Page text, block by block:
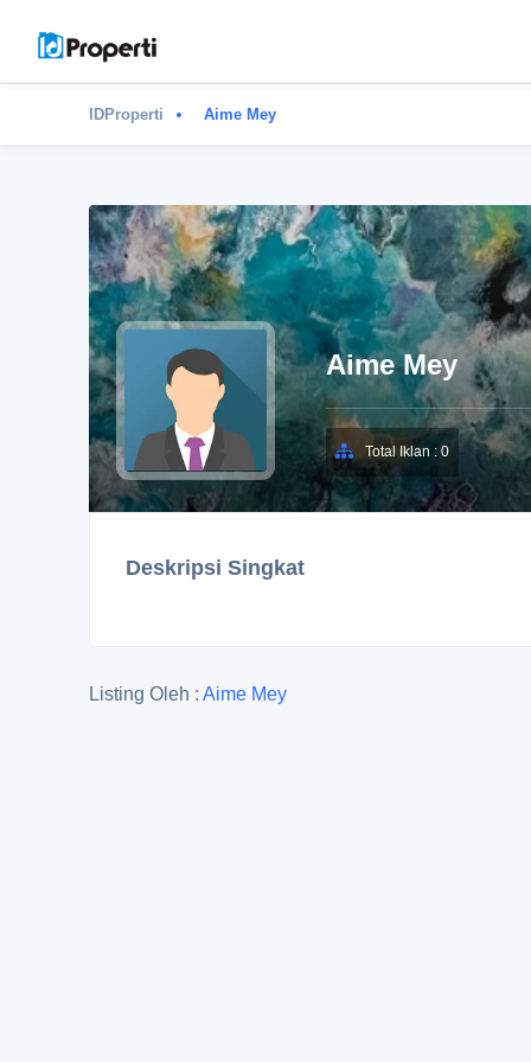
IDProperti Aime Mey
Aime Mey
Total Iklan : 0
Deskripsi Singkat
Listing Oleh : Aime Mey